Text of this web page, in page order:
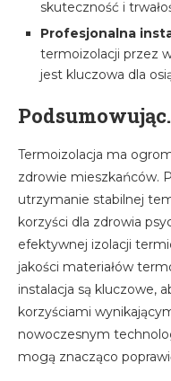
skuteczność i
Profesjonalna
termoizolacji przez
jest kluczowa dla
Termoizolacja ma
zdrowie mieszkańców.
utrzymanie stabilnej
korzyści dla zdrowia
efektywnej izolacji
jakości materiałów
instalacja są kluczowe,
korzyściami
nowoczesnym
mogą znacząco